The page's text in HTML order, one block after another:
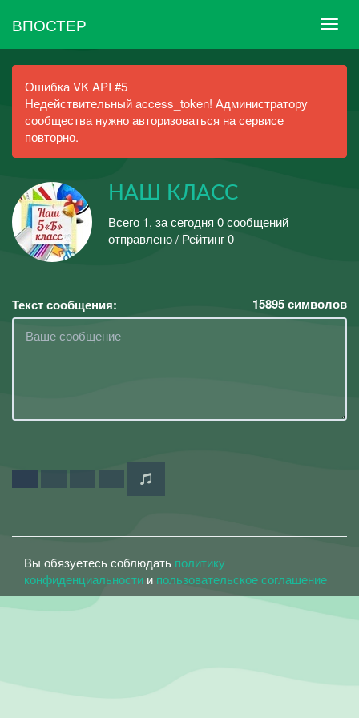
ВПОСТЕР
Ошибка VK API #5
Недействительный access_token! Администратору
сообщества нужно авторизоваться на сервисе
повторно.
НАШ КЛАСС
Всего 1, за сегодня 0 сообщений
отправлено / Рейтинг 0
Текст сообщения: 15895символов
Вы обязуетесь соблюдать политику
конфиденциальности и пользовательское соглашение